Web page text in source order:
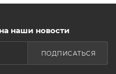
наши новости
ПОДПИСАТЬСЯ